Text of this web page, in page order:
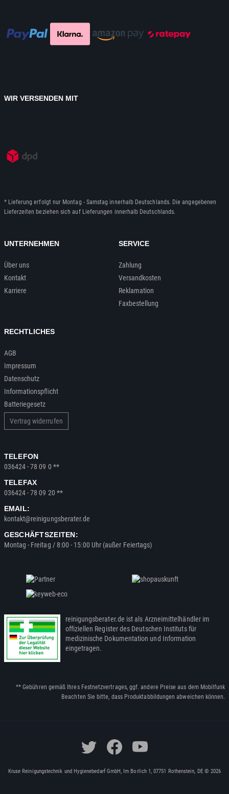
WIR VERSENDEN MIT
* Lieferung erfolgt nur Montag - Samstag innerhalb Deutschlands. Die angegebenen
Lieferzeiten beziehen sich auf Lieferungen innerhalb Deutschlands.
UNTERNEHMEN
Über uns
Kontakt
Karriere
SERVICE
Zahlung
Versandkosten
Reklamation
Faxbestellung
RECHTLICHES
AGB
Impressum
Datenschutz
Informationspflicht
Batteriegesetz
Vertrag widerrufen
TELEFON
036424 - 78 09 0 **
TELEFAX
036424 - 78 09 20 **
EMAIL:
kontakt@reinigungsberater.de
GESCHÄFTSZEITEN:
Montag - Freitag / 8:00 - 15:00 Uhr (außer Feiertags)
reinigungsberater.de ist als Arzneimittelhändler im
offiziellen Register des Deutschen Instituts für
medizinische Dokumentation und Information
eingetragen.
** Gebühren gemäß Ihres Festnetzvertrages, ggf. andere Preise aus dem Mobilfunk
Beachten Sie bitte, dass Produktabbildungen abweichen können.
Kruse Reinigungstechnik und Hygienebedarf GmbH, Im Borlich 1, 07751 Rothenstein, DE © 2026